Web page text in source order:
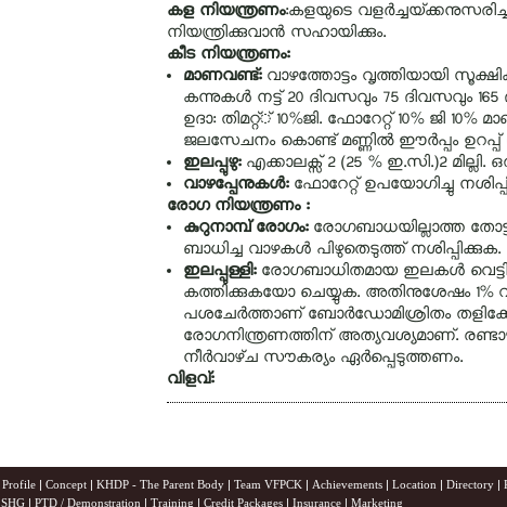
കള നിയന്ത്രണം:കളയുടെ
നിയന്ത്രിക്കുവാന്‍ സഹായിക്കും.
കീട നിയന്ത്രണം:
മാണവണ്ട്‌:വാഴത്തോട്ടം വൃത്തിയായി
കന്നുകള്‍ നട്ട്‌ 20 ദിവസവും 75 ദിവസവും 165
ഉദാ: തിമറ്റ്‌്‌ 10%ജി. ഫോറേറ്റ്‌ 10% ജി
ജലസേചനം കൊണ്ട്‌ മണ്ണില്‍ ഈര്‍പ്പം
ഇലപ്പുഴു: എക്കാലക്സ് 2 (25 % ഇ.സി.)2
വാഴപ്പേനുകള്‍: ഫോറേറ്റ്‌ ഉപയോഗിച്ചു
രോഗ നിയന്ത്രണം :
കുറുനാമ്പ്‌ രോഗം: രോഗബാധയില്ലാത്ത
ബാധിച്ച വാഴകള്‍ പിഴുതെടുത്ത്‌ നശിപ്പിക്കുക.
ഇലപ്പുള്ളി: രോഗബാധിതമായ ഇലകള്‍
കത്തിക്കുകയോ ചെയ്യുക. അതിനുശേഷം 1%
പശചേര്‍ത്താണ്‌ ബോര്‍ഡോമിശ്രിതം
രോഗനിന്ത്രണത്തിന്‌ അത്യവശ്യമാണ്‌.
നീര്‍വാഴ്‌ച സൗകര്യം ഏര്‍പ്പെടുത്തണം.
വിളവ്:
Profile | Concept | KHDP - The Parent Body | Team VFPCK | Achievements | Location | Directory |
SHG | PTD / Demonstration | Training | Credit Packages | Insurance | Marketing